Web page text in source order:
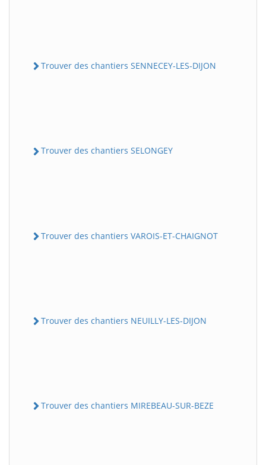
Trouver des chantiers SENNECEY-LES-DIJON
Trouver des chantiers SELONGEY
Trouver des chantiers VAROIS-ET-CHAIGNOT
Trouver des chantiers NEUILLY-LES-DIJON
Trouver des chantiers MIREBEAU-SUR-BEZE